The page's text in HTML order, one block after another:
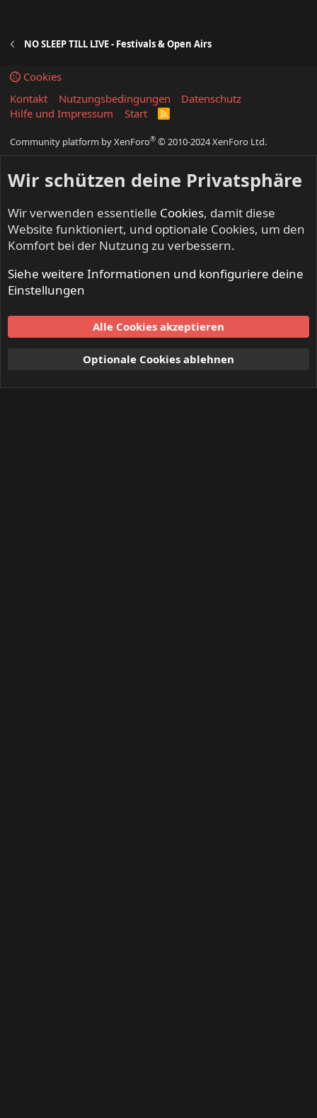
NO SLEEP TILL LIVE - Festivals & Open Airs
Cookies
Kontakt
Nutzungsbedingungen
Datenschutz
Hilfe und Impressum
Start
R
S
Community platform by XenForo® © 2010-2024 XenForo Ltd.
Wir schützen deine Privatsphäre
Wir verwenden essentielle Cookies, damit diese
Website funktioniert, und optionale Cookies, um den
Komfort bei der Nutzung zu verbessern.
Siehe weitere Informationen und konfiguriere deine
Einstellungen
Alle Cookies akzeptieren
Optionale Cookies ablehnen